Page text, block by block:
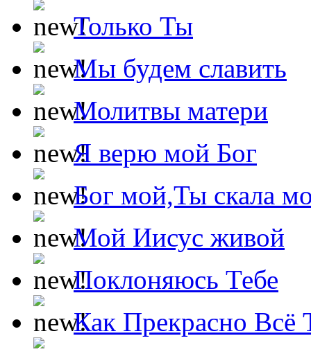
Только Ты
Мы будем славить
Молитвы матери
Я верю мой Бог
Бог мой,Ты скала
Мой Иисус живой
Поклоняюсь Тебе
Как Прекрасно Всё